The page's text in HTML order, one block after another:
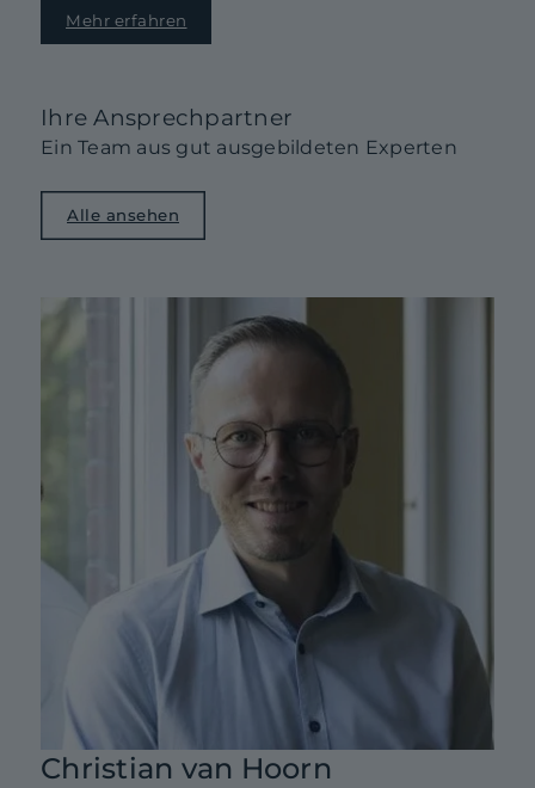
Mehr erfahren
Ihre Ansprechpartner
Ein Team aus gut ausgebildeten Experten
Alle ansehen
Christian van Hoorn